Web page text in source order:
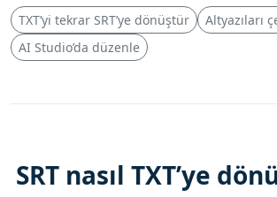
TXT’yi tekrar SRT’ye dönüştür
Altyazıları
AI Studio’da düzenle
SRT nasıl TXT’ye